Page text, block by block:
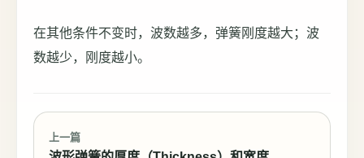
在其他条件不变时，波数越多，弹簧刚度越大；波
数越少，刚度越小。
上一篇